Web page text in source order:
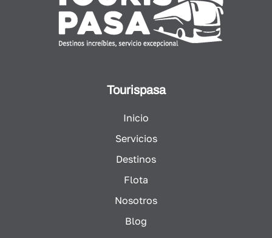
Tourispasa
Inicio
Servicios
Destinos
Flota
Nosotros
Blog